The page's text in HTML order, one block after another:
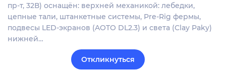
пр-т, 32В) оснащён: верхней механикой: лебедки,
цепные тали, штанкетные системы, Pre-Rig фермы,
подвесы LED-экранов (AOTO DL2.3) и света (Clay Paky)
нижней…
Откликнуться